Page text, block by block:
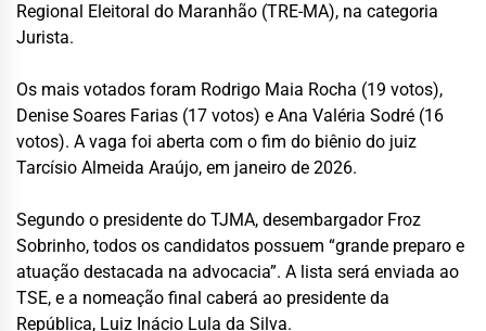
Regional Eleitoral do Maranhão (TRE-MA), na categoria
Jurista.
Os mais votados foram Rodrigo Maia Rocha (19 votos),
Denise Soares Farias (17 votos) e Ana Valéria Sodré (16
votos). A vaga foi aberta com o fim do biênio do juiz
Tarcísio Almeida Araújo, em janeiro de 2026.
Segundo o presidente do TJMA, desembargador Froz
Sobrinho, todos os candidatos possuem “grande preparo e
atuação destacada na advocacia”. A lista será enviada ao
TSE, e a nomeação final caberá ao presidente da
República, Luiz Inácio Lula da Silva.